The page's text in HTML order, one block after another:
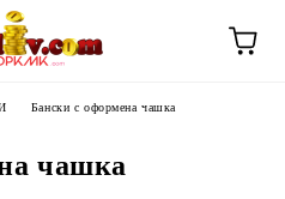
Бански с оформена чашка
чашка